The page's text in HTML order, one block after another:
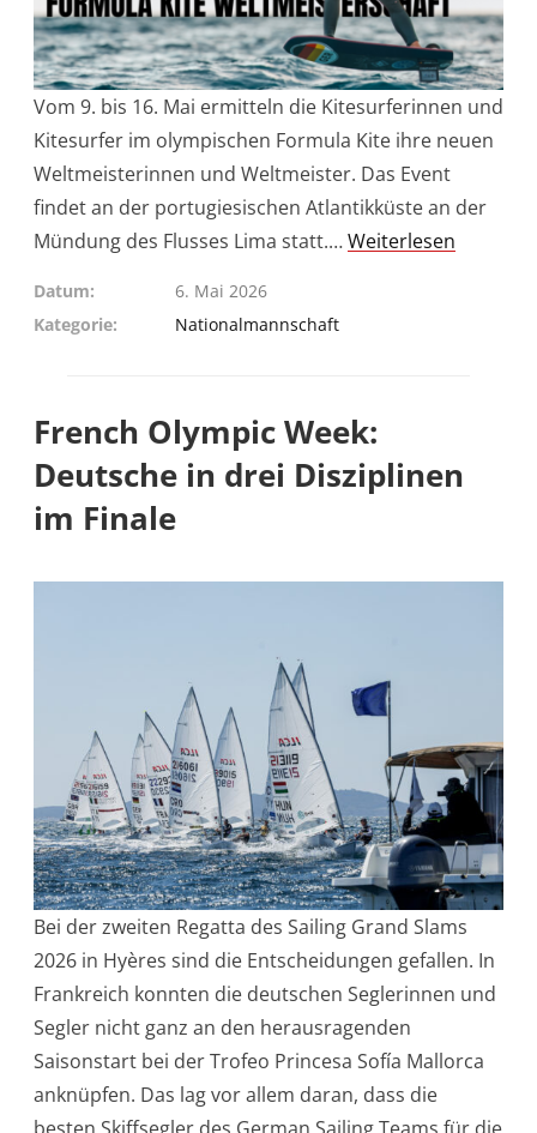
Vom 9. bis 16. Mai ermitteln die Kitesurferinnen und
Kitesurfer im olympischen Formula Kite ihre neuen
Weltmeisterinnen und Weltmeister. Das Event
findet an der portugiesischen Atlantikküste an der
Mündung des Flusses Lima statt.…Weiterlesen
Datum
6. Mai 2026
Kategorie
Nationalmannschaft
French Olympic Week:
Deutsche in drei Disziplinen
im Finale
Bei der zweiten Regatta des Sailing Grand Slams
2026 in Hyères sind die Entscheidungen gefallen. In
Frankreich konnten die deutschen Seglerinnen und
Segler nicht ganz an den herausragenden
Saisonstart bei der Trofeo Princesa Sofía Mallorca
anknüpfen. Das lag vor allem daran, dass die